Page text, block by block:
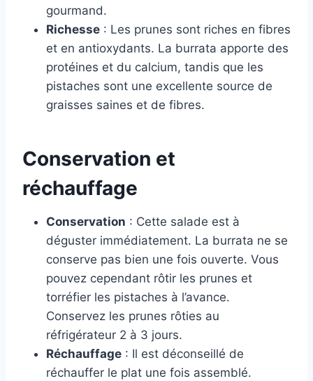
gourmand.
Richesse : Les prunes sont riches en fibres
et en antioxydants. La burrata apporte des
protéines et du calcium, tandis que les
pistaches sont une excellente source de
graisses saines et de fibres.
Conservation et
réchauffage
Conservation : Cette salade est à
déguster immédiatement. La burrata ne se
conserve pas bien une fois ouverte. Vous
pouvez cependant rôtir les prunes et
torréfier les pistaches à l’avance.
Conservez les prunes rôties au
réfrigérateur 2 à 3 jours.
Réchauffage : Il est déconseillé de
réchauffer le plat une fois assemblé.